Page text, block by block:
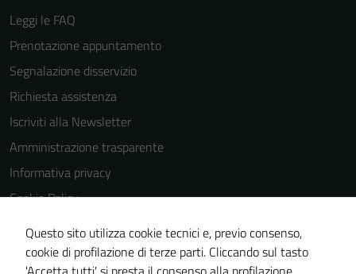
Leggi le FAQ
Prenotazione appuntamento
Segnalazione disservizio
Richiesta assistenza
Iscriviti alla Newsletter
Amministrazione trasparente
Informativa privacy
Cookie Policy
Media policy
Note legali
Questo sito utilizza cookie tecnici e, previo consenso,
cookie di profilazione di terze parti. Cliccando sul tasto
disabilitati.
non raccolgono
informazioni
personali.